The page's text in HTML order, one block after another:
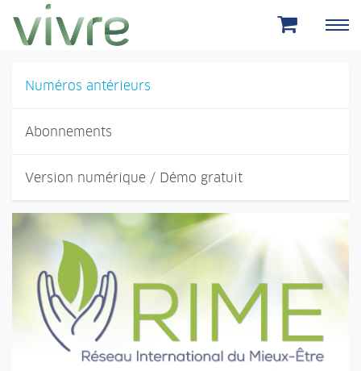
Aller au menu principal
Aller au contenu principal
Numéros antérieurs
Abonnements
Version numérique / Démo gratuit